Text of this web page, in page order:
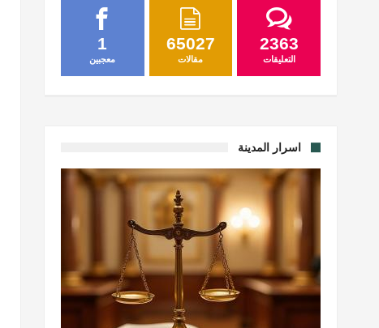
1
معجبين
65027
مقالات
2363
التعليقات
اسرار المدينة